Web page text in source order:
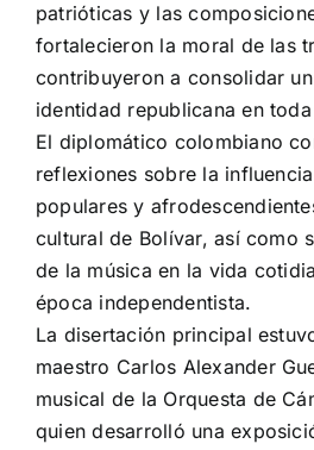
patrióticas y las
fortalecieron la moral de las
contribuyeron a consolidar
identidad republicana en
El diplomático colombiano
reflexiones sobre la
populares y
cultural de Bolívar, así como
de la música en la vida
época independentista.
La disertación principal
maestro Carlos Alexander
musical de la Orquesta de
quien desarrolló una